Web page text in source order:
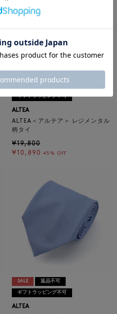
返品不可
ギフトラッピング不可
ALTEA
ALTEA＜アルテア＞ レジメンタル
柄タイ
¥19,800
¥10,890 45% OFF
SALE 返品不可
ギフトラッピング不可
ALTEA